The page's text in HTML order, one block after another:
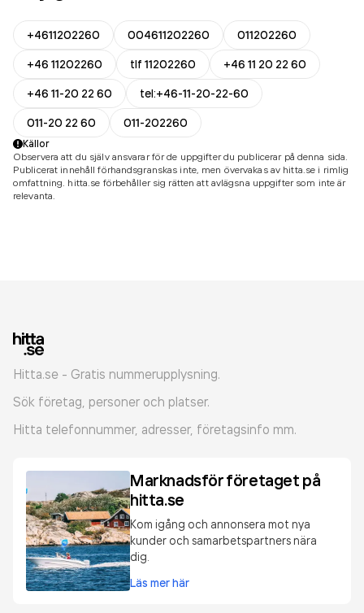
+4611202260 004611202260
011202260
+46 11202260
tlf 11202260
+46 11 20 22 60
+46 11-20 22 60
tel:+46-11-20-22-60
011-20 22 60
011-202260
Källor
Observera att du själv ansvarar för de uppgifter du publicerar på denna sida.
Publicerat innehåll förhandsgranskas inte, men övervakas av hitta.se i rimlig
omfattning. hitta.se förbehåller sig rätten att avlägsna uppgifter som inte är
relevanta.
Hitta.se - Gratis nummerupplysning.
Sök företag, personer och platser.
Hitta telefonnummer, adresser, företagsinfo mm.
Marknadsför företaget på
hitta.se
Kom igång och annonsera mot nya
kunder och samarbetspartners nära
dig.
Läs mer här